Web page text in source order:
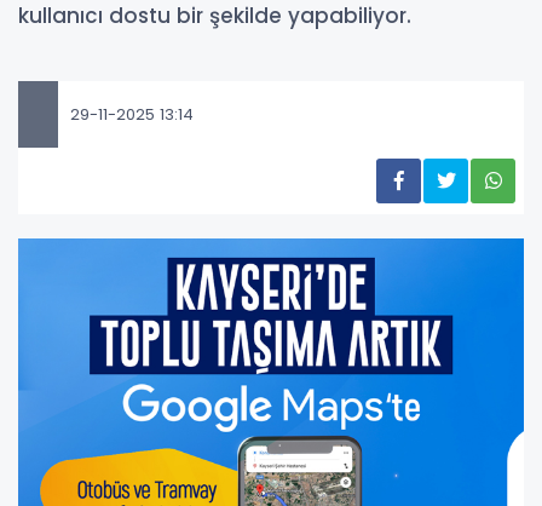
kullanıcı dostu bir şekilde yapabiliyor.
29-11-2025 13:14